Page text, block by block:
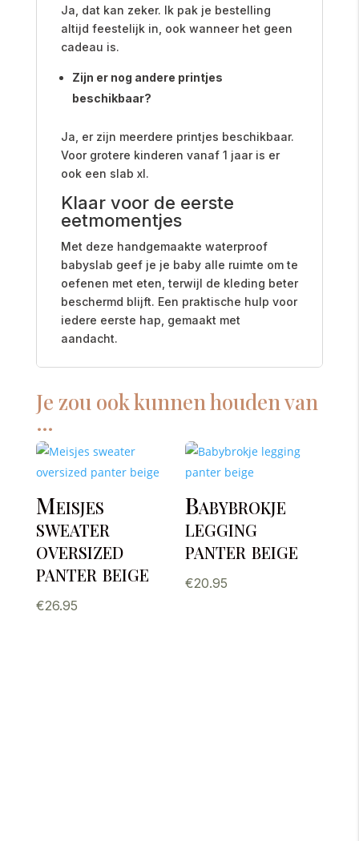
Ja, dat kan zeker. Ik pak je bestelling
altijd feestelijk in, ook wanneer het geen
cadeau is.
Zijn er nog andere printjes
beschikbaar?
Ja, er zijn meerdere printjes beschikbaar.
Voor grotere kinderen vanaf 1 jaar is er
ook een slab xl.
Klaar voor de eerste
eetmomentjes
Met deze handgemaakte waterproof
babyslab geef je je baby alle ruimte om te
oefenen met eten, terwijl de kleding beter
beschermd blijft. Een praktische hulp voor
iedere eerste hap, gemaakt met
aandacht.
Je zou ook kunnen houden van
…
Meisjes
sweater
oversized
panter beige
€26.95
Babybrokje
legging
panter beige
€20.95